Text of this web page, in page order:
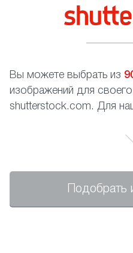
Вы можете выбрать из
изображений для своего
shutterstock.com. Для
только записать номер
Подобрать